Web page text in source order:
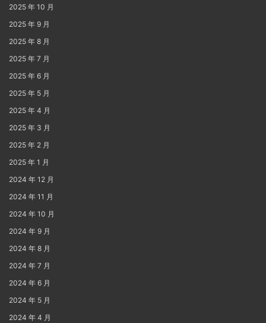
2025 年 10 月
2025 年 9 月
2025 年 8 月
2025 年 7 月
2025 年 6 月
2025 年 5 月
2025 年 4 月
2025 年 3 月
2025 年 2 月
2025 年 1 月
2024 年 12 月
2024 年 11 月
2024 年 10 月
2024 年 9 月
2024 年 8 月
2024 年 7 月
2024 年 6 月
2024 年 5 月
2024 年 4 月